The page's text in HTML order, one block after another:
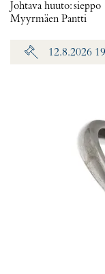
Johtava huuto:sieppo
Myyrmäen Pantti
12.8.2026